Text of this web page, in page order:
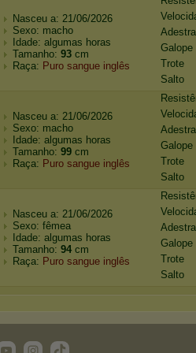
Nasceu a: 21/06/2026
Sexo: macho
Idade: algumas horas
Tamanho: 93 cm
Raça: Puro sangue inglês
Galope
Trote
Salto
Nasceu a: 21/06/2026
Sexo: macho
Idade: algumas horas
Tamanho: 99 cm
Raça: Puro sangue inglês
Galope
Trote
Salto
Nasceu a: 21/06/2026
Sexo: fêmea
Idade: algumas horas
Tamanho: 94 cm
Raça: Puro sangue inglês
Galope
Trote
Salto